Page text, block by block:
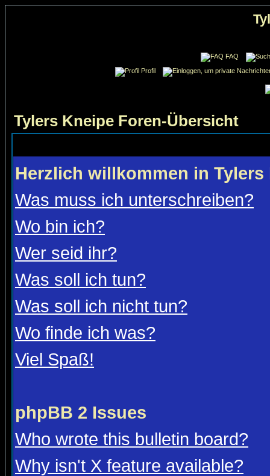
FAQ
Profil
Tylers Kneipe Foren-Übersicht
Herzlich willkommen in Tylers
Was muss ich unterschreiben?
Wo bin ich?
Wer seid ihr?
Was soll ich tun?
Was soll ich nicht tun?
Wo finde ich was?
Viel Spaß!
phpBB 2 Issues
Who wrote this bulletin board?
Why isn't X feature available?